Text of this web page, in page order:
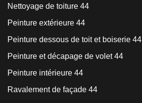
Nettoyage de toiture 44
Peinture extérieure 44
Peinture dessous de toit et boiserie 44
Peinture et décapage de volet 44
Peinture intérieure 44
Ravalement de façade 44